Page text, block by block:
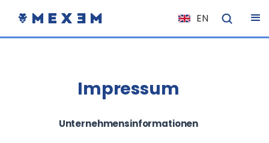
EN
NL
Impressum
Unternehmensinformationen